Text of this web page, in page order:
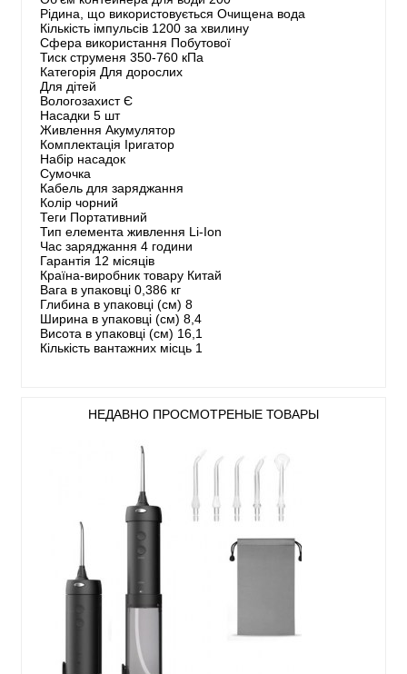
Рідина, що використовується Очищена вода
Кількість імпульсів 1200 за хвилину
Сфера використання Побутової
Тиск струменя 350-760 кПа
Категорія Для дорослих
Для дітей
Вологозахист Є
Насадки 5 шт
Живлення Акумулятор
Комплектація Іригатор
Набір насадок
Сумочка
Кабель для заряджання
Колір чорний
Теги Портативний
Тип елемента живлення Li-Ion
Час заряджання 4 години
Гарантія 12 місяців
Країна-виробник товару Китай
Вага в упаковці 0,386 кг
Глибина в упаковці (см) 8
Ширина в упаковці (см) 8,4
Висота в упаковці (см) 16,1
Кількість вантажних місць 1
НЕДАВНО ПРОСМОТРЕНЫЕ ТОВАРЫ